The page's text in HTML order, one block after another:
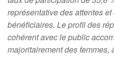
représentative des attentes
bénéficiaires. Le profil des
cohérent avec le public
majoritairement des